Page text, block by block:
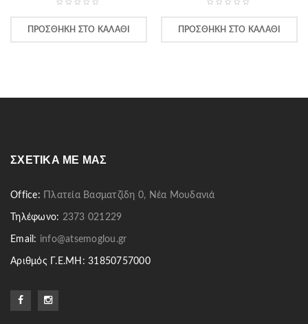
ΠΡΟΣΘΉΚΗ ΣΤΟ ΚΑΛΆΘΙ ΠΡΟΣΘΉΚΗ ΣΤΟ ΚΑΛΆΘΙ
ΣΧΕΤΙΚΆ ΜΕ ΜΑΣ
Office: Πλατεία Βασματζίδη 0, Νέα Μουδανιά
Τηλέφωνο: 2373 021229
Email: info@atsemoglou.gr
Αριθμός Γ.Ε.ΜΗ: 31850757000